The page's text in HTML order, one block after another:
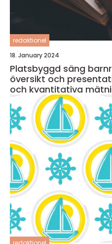
redaktionel
18. January 2024
Platsbyggd säng
översikt och
och kvantitativa